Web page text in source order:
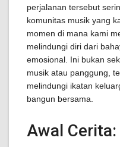
perjalanan tersebut
komunitas musik yang
momen di mana kami
melindungi diri dari
emosional. Ini bukan
musik atau panggung,
melindungi ikatan
bangun bersama.
Awal